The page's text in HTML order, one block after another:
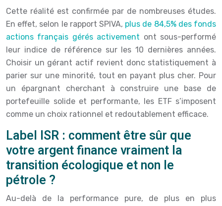
Cette réalité est confirmée par de nombreuses études.
En effet, selon le rapport SPIVA, plus de 84,5% des fonds
actions français gérés activement ont sous-performé
leur indice de référence sur les 10 dernières années.
Choisir un gérant actif revient donc statistiquement à
parier sur une minorité, tout en payant plus cher. Pour
un épargnant cherchant à construire une base de
portefeuille solide et performante, les ETF s’imposent
comme un choix rationnel et redoutablement efficace.
Label ISR : comment être sûr que
votre argent finance vraiment la
transition écologique et non le
pétrole ?
Au-delà de la performance pure, de plus en plus